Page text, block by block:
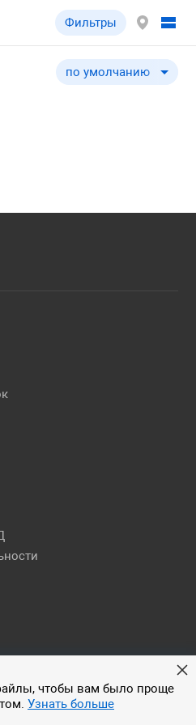
Фильтры
по умолчанию
по умолчанию
чтобы вам было проще
Узнать больше